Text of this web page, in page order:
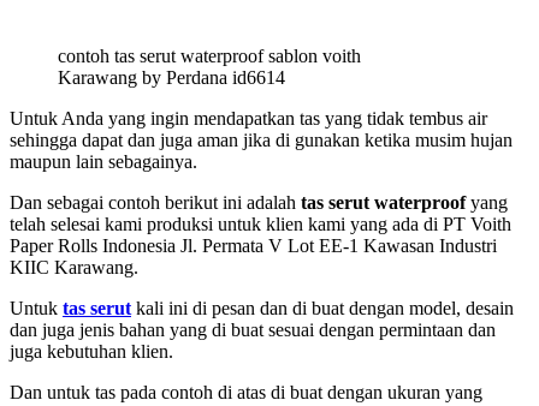
contoh tas serut waterproof sablon voith
Karawang by Perdana id6614
Untuk Anda yang ingin mendapatkan tas yang tidak tembus air
sehingga dapat dan juga aman jika di gunakan ketika musim hujan
maupun lain sebagainya.
Dan sebagai contoh berikut ini adalah tas serut waterproofyang
telah selesai kami produksi untuk klien kami yang ada di PT Voith
Paper Rolls Indonesia Jl. Permata V Lot EE-1 Kawasan Industri
KIIC Karawang.
Untuk tas serut kali ini di pesan dan di buat dengan model, desain
dan juga jenis bahan yang di buat sesuai dengan permintaan dan
juga kebutuhan klien.
Dan untuk tas pada contoh di atas di buat dengan ukuran yang